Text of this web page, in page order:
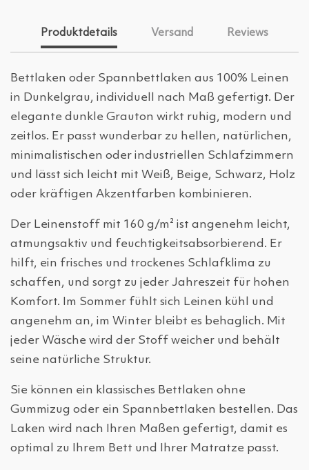
Produktdetails Versand Reviews
Bettlaken oder Spannbettlaken aus 100% Leinen
in Dunkelgrau, individuell nach Maß gefertigt. Der
elegante dunkle Grauton wirkt ruhig, modern und
zeitlos. Er passt wunderbar zu hellen, natürlichen,
minimalistischen oder industriellen Schlafzimmern
und lässt sich leicht mit Weiß, Beige, Schwarz, Holz
oder kräftigen Akzentfarben kombinieren.
Der Leinenstoff mit 160 g/m² ist angenehm leicht,
atmungsaktiv und feuchtigkeitsabsorbierend. Er
hilft, ein frisches und trockenes Schlafklima zu
schaffen, und sorgt zu jeder Jahreszeit für hohen
Komfort. Im Sommer fühlt sich Leinen kühl und
angenehm an, im Winter bleibt es behaglich. Mit
jeder Wäsche wird der Stoff weicher und behält
seine natürliche Struktur.
Sie können ein klassisches Bettlaken ohne
Gummizug oder ein Spannbettlaken bestellen. Das
Laken wird nach Ihren Maßen gefertigt, damit es
optimal zu Ihrem Bett und Ihrer Matratze passt.